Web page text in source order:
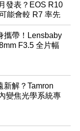
發表？EOS R10
能會較 R7 率先
攜帶！Lensbaby
F3.5 全片幅
新解？Tamron
變焦光學系統專